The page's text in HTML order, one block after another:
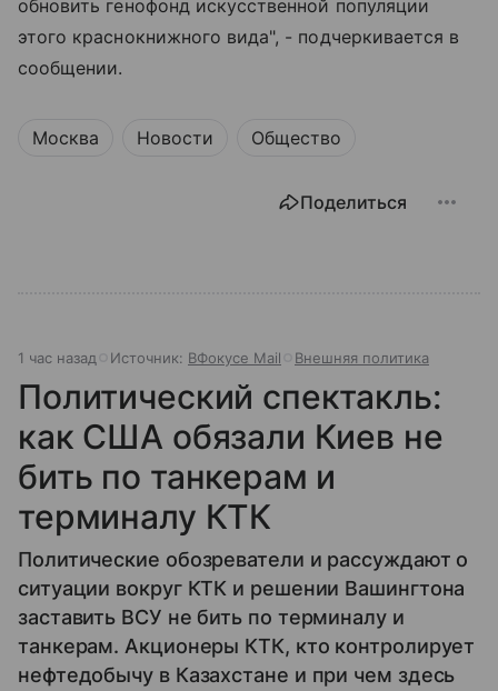
обновить генофонд искусственной популяции
этого краснокнижного вида", - подчеркивается в
сообщении.
Москва Новости Общество
Поделиться
1 час назад Источник: ВФокусе Mail Внешняя политика
Политический спектакль:
как США обязали Киев не
бить по танкерам и
терминалу КТК
Политические обозреватели и рассуждают о
ситуации вокруг КТК и решении Вашингтона
заставить ВСУ не бить по терминалу и
танкерам. Акционеры КТК, кто контролирует
нефтедобычу в Казахстане и при чем здесь